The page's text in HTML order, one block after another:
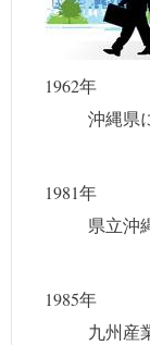
1962年
沖縄県
1981年
県立沖
1985年
九州産